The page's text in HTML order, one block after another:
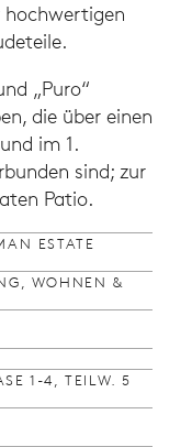
hochwertigen
„Puro“
die über einen
im 1.
sind; zur
Patio.
ESTATE
WOHNEN &
1-4, TEILW. 5